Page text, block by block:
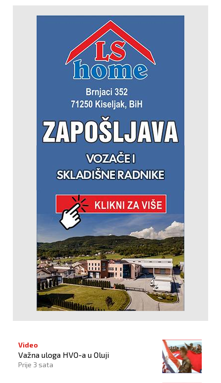
Video
Važna uloga HVO-a u Oluji
Prije 3 sata